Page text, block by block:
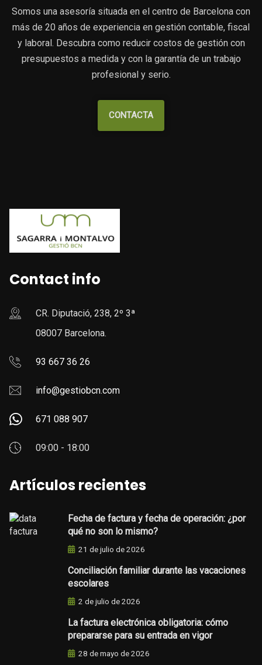
Somos una asesoría situada en el centro de Barcelona con
más de 20 años de experiencia en gestión contable, fiscal
y laboral. Descubra como reducir costos de gestión con
presupuestos a medida y con la garantía de un trabajo
profesional y serio.
CONTACTA
Contact info
CR. Diputació, 238, 2º 3ª
08007 Barcelona.
93 667 36 26
info@gestiobcn.com
671 088 907
09:00 - 18:00
Artículos recientes
Fecha de factura y fecha de operación: ¿por
qué no son lo mismo?
21 de julio de 2026
Conciliación familiar durante las vacaciones
escolares
2 de julio de 2026
La factura electrónica obligatoria: cómo
prepararse para su entrada en vigor
28 de mayo de 2026